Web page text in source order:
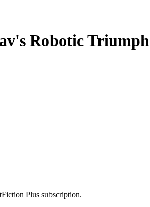
Robotic Triumph
Plus subscription.